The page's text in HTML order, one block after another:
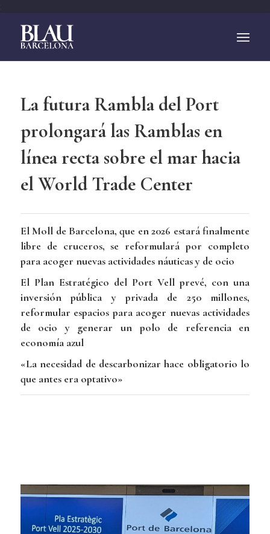
La futura Rambla del Port
prolongará las Ramblas en
línea recta sobre el mar hacia
el World Trade Center
El Moll de Barcelona, que en 2026 estará finalmente
libre de cruceros, se reformulará por completo
para acoger nuevas actividades náuticas y de ocio
El Plan Estratégico del Port Vell prevé, con una
inversión pública y privada de 250 millones,
reformular espacios para acoger nuevas actividades
de ocio y generar un polo de referencia en
economía azul
«La necesidad de descarbonizar hace obligatorio lo
que antes era optativo»